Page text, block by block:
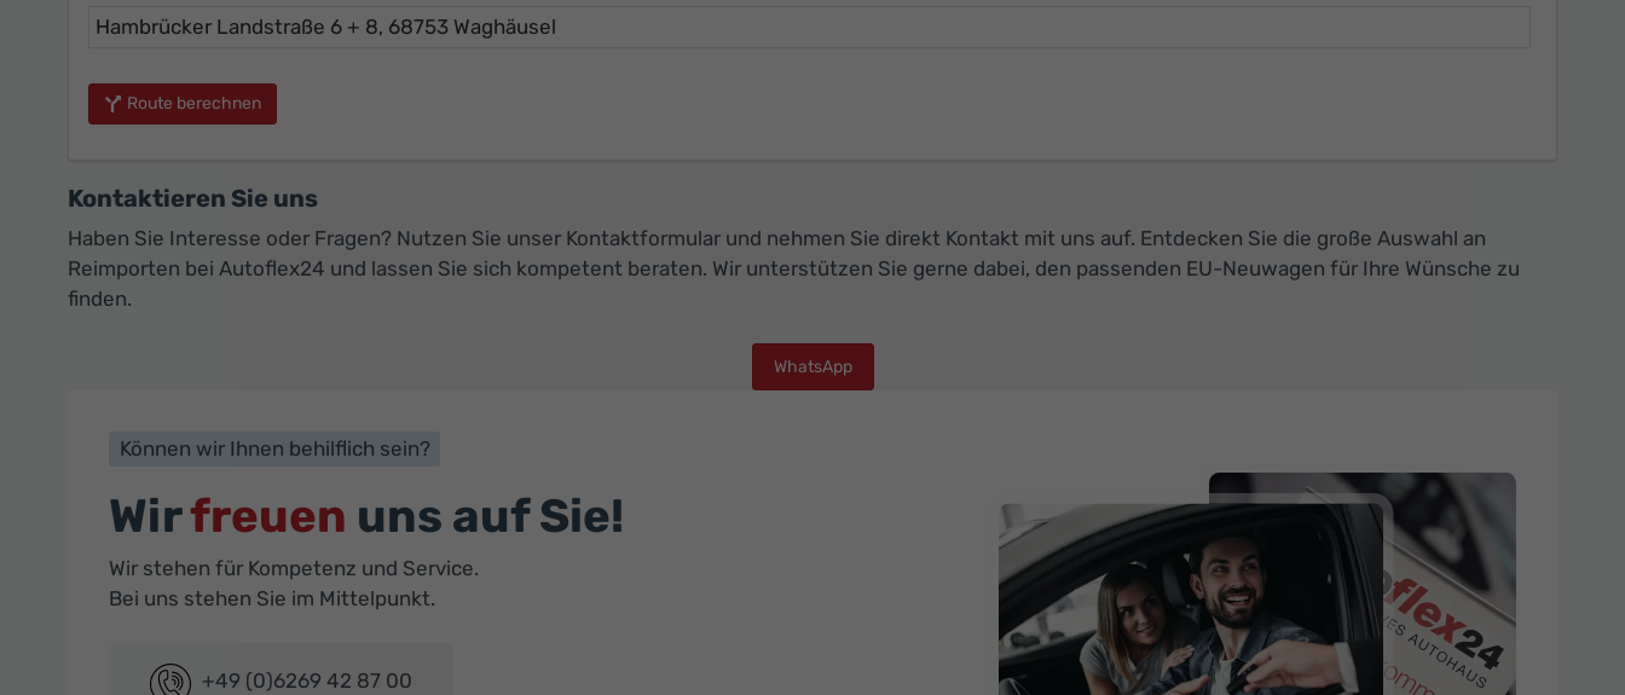
Route berechnen
Kontaktieren Sie uns
Haben Sie Interesse oder Fragen? Nutzen Sie unser Kontaktformular und nehmen Sie direkt Kontakt mit uns auf. Entdecken Sie die große Auswahl an
Reimporten bei Autoflex24 und lassen Sie sich kompetent beraten. Wir unterstützen Sie gerne dabei, den passenden EU-Neuwagen für Ihre Wünsche zu
finden.
WhatsApp
Können wir Ihnen behilflich sein?
Wirfreuen uns auf Sie!
Wir stehen für Kompetenz und Service.
Bei uns stehen Sie im Mittelpunkt.
+49 (0)6269 42 87 00